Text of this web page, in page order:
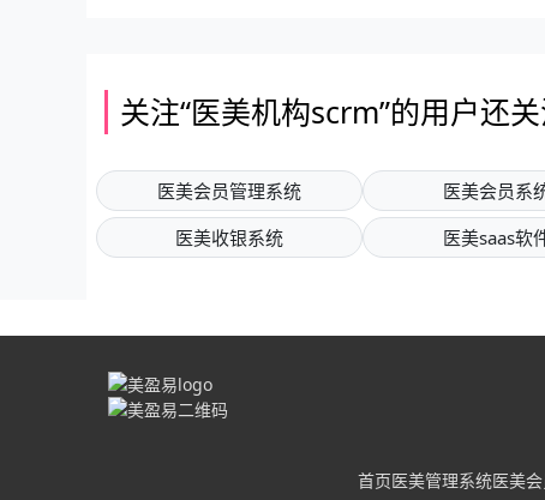
关注“医美机构scrm”的用户还
医美会员管理系统 医美会员系
医美收银系统
医美saas软
首页医美管理系统医美